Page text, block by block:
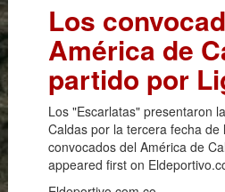
Los
América de
partido por
Los "Escarlatas" presentaron
Caldas por la tercera fecha
convocados del América de
appeared first on